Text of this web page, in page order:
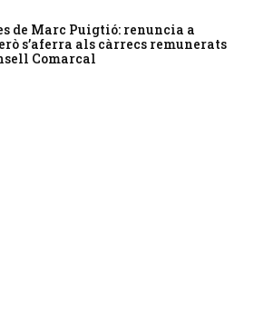
de Marc Puigtió: renuncia a
s’aferra als càrrecs remunerats
Comarcal